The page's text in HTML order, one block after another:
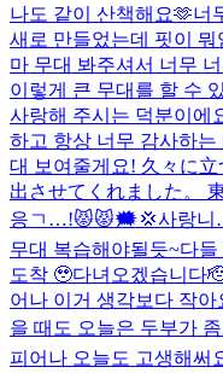
나도 같이 산책해요🫶너
새로 만들었는데 핏이
마 무대 봐주셔서 너무
이렇게 큰 무대를 할 수
사랑해 주시는 덕분이에
하고 항상 너무 감사하
대 보여줄게요! 久々に
出させてくれました。
응ㄱ…!😾😾🗯️💢사랑니
무대 복습해야될듯~다들
도착 🥹다녀오겠습니다
어나 이거 생각보다 작아
을 때도 오늘은 두부가
피어나 오늘도 고생해써